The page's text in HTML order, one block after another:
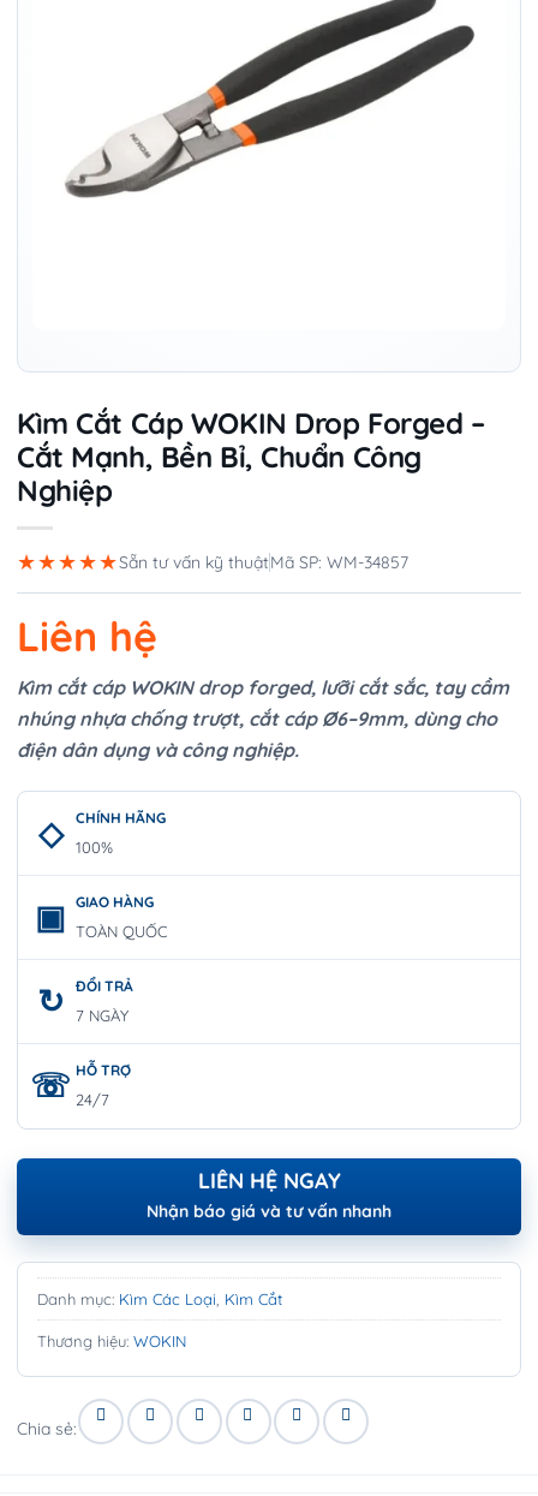
Kìm Cắt Cáp WOKIN Drop Forged –
Cắt Mạnh, Bền Bỉ, Chuẩn Công
Nghiệp
★★★★★Sẵn tư vấn kỹ thuậtMã SP: WM-34857
Liên hệ
Kìm cắt cáp WOKIN drop forged, lưỡi cắt sắc, tay cầm
nhúng nhựa chống trượt, cắt cáp Ø6–9mm, dùng cho
điện dân dụng và công nghiệp.
CHÍNH HÃNG
100%
GIAO HÀNG
TOÀN QUỐC
ĐỔI TRẢ
7 NGÀY
HỖ TRỢ
24/7
LIÊN HỆ NGAY
Nhận báo giá và tư vấn nhanh
Danh mục: Kìm Các Loại Kìm Cắt
Thương hiệu: WOKIN
Chia sẻ: